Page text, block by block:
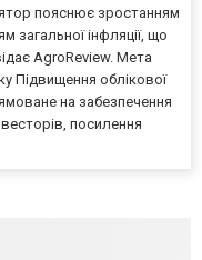
пояснює зростанням
загальної інфляції, що
AgroReview. Мета
Підвищення облікової
на забезпечення
посилення